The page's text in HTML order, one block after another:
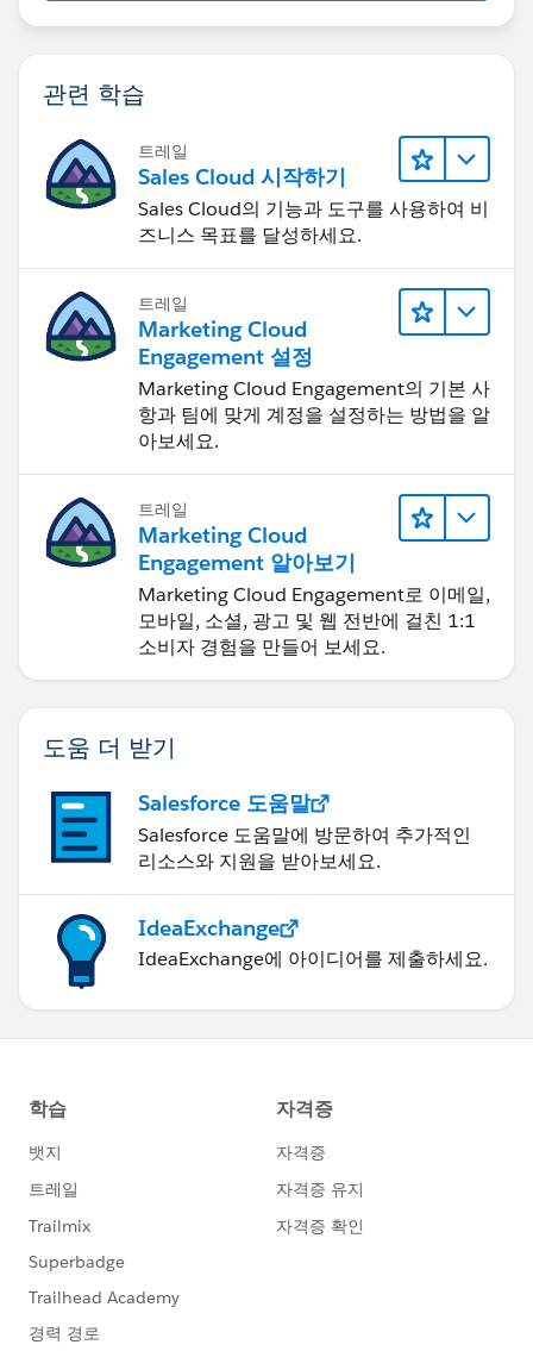
관련 학습
트레일
Sales Cloud 시작하기
Sales Cloud의 기능과 도구를 사용하여 비
즈니스 목표를 달성하세요.
트레일
Marketing Cloud
Engagement 설정
Marketing Cloud Engagement의 기본 사
항과 팀에 맞게 계정을 설정하는 방법을 알
아보세요.
트레일
Marketing Cloud
Engagement 알아보기
Marketing Cloud Engagement로 이메일,
모바일, 소셜, 광고 및 웹 전반에 걸친 1:1
소비자 경험을 만들어 보세요.
도움 더 받기
Salesforce 도움말
Salesforce 도움말에 방문하여 추가적인
리소스와 지원을 받아보세요.
IdeaExchange
IdeaExchange에 아이디어를 제출하세요.